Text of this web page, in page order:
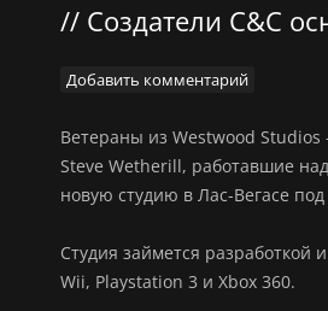
Создатели C&C
Добавить комментарий
Ветераны из Westwood
Steve Wetherill, работавшие над
новую студию в Лас-Вегасе
Студия займется
Wii, Playstation 3 и Xbox 360.